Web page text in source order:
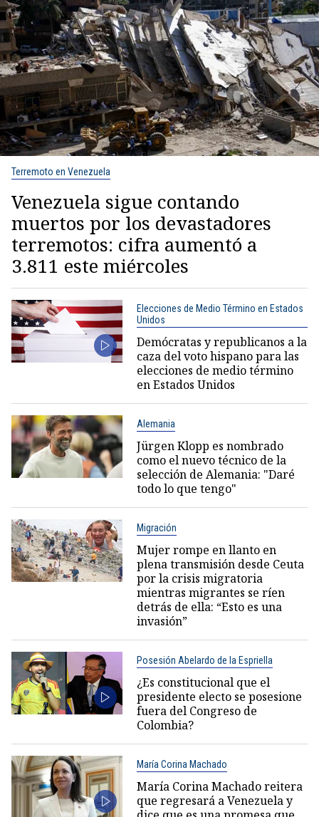
Terremoto en Venezuela
Venezuela sigue contando
muertos por los devastadores
terremotos: cifra aumentó a
3.811 este miércoles
Elecciones de Medio Término en Estados
Unidos
Demócratas y republicanos a la
caza del voto hispano para las
elecciones de medio término
en Estados Unidos
Alemania
Jürgen Klopp es nombrado
como el nuevo técnico de la
selección de Alemania: "Daré
todo lo que tengo"
Migración
Mujer rompe en llanto en
plena transmisión desde Ceuta
por la crisis migratoria
mientras migrantes se ríen
detrás de ella: “Esto es una
invasión”
Posesión Abelardo de la Espriella
¿Es constitucional que el
presidente electo se posesione
fuera del Congreso de
Colombia?
María Corina Machado
María Corina Machado reitera
que regresará a Venezuela y